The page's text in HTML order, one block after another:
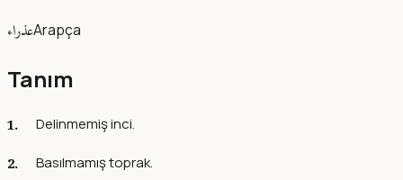
عذراءArapça
Tanım
Delinmemiş inci.
Basılmamış toprak.